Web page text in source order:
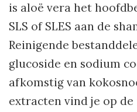
is aloë vera het
SLS of SLES aan de
Reinigende
glucoside en sodium
afkomstig van
extracten vind je op